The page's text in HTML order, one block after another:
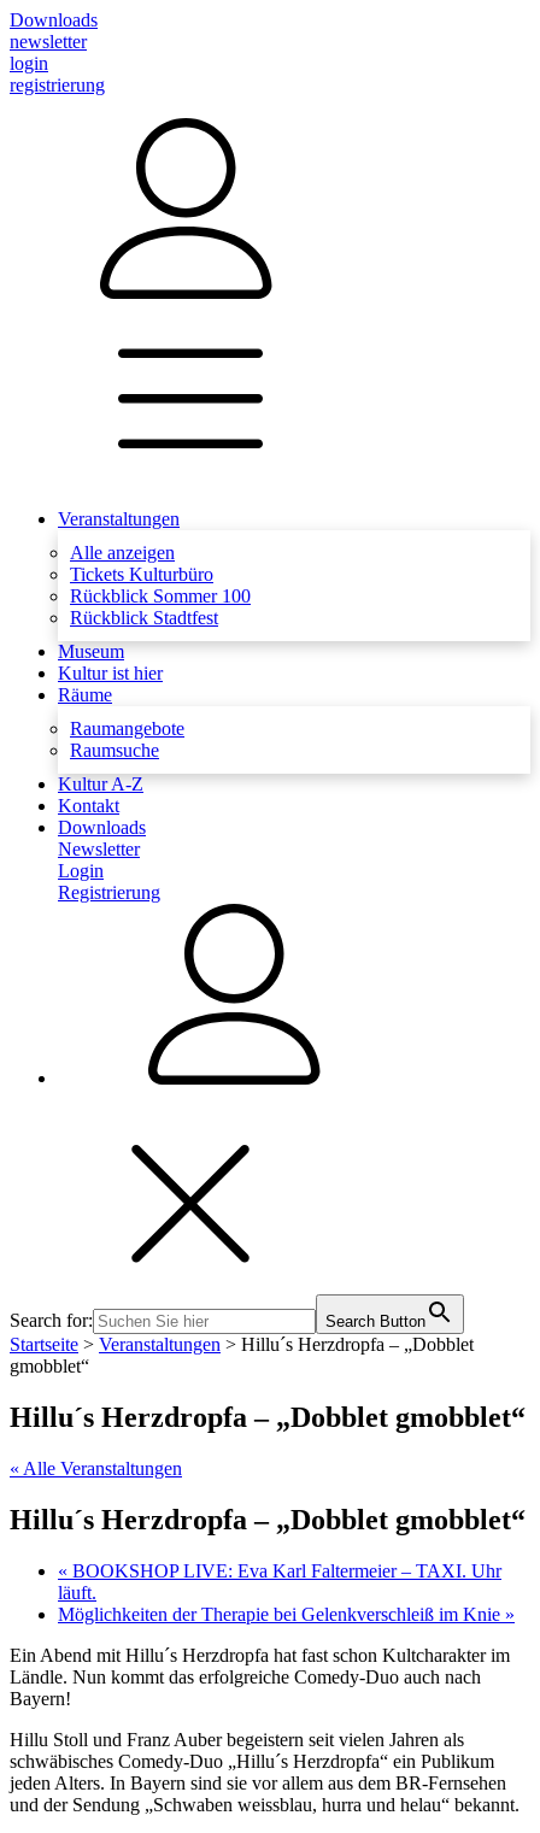
Downloads
newsletter
login
registrierung
Veranstaltungen
Alle anzeigen
Tickets Kulturbüro
Rückblick Sommer 100
Rückblick Stadtfest
Museum
Kultur ist hier
Räume
Raumangebote
Raumsuche
Kultur A-Z
Kontakt
Downloads
Newsletter
Login
Registrierung
Search for: Search Button
Startseite > Veranstaltungen > Hillu´s Herzdropfa – „Dobblet
gmobblet“
Hillu´s Herzdropfa – „Dobblet gmobblet“
« Alle Veranstaltungen
Hillu´s Herzdropfa – „Dobblet gmobblet“
« BOOKSHOP LIVE: Eva Karl Faltermeier – TAXI. Uhr
läuft.
Möglichkeiten der Therapie bei Gelenkverschleiß im Knie »
Ein Abend mit Hillu´s Herzdropfa hat fast schon Kultcharakter im
Ländle. Nun kommt das erfolgreiche Comedy-Duo auch nach
Bayern!
Hillu Stoll und Franz Auber begeistern seit vielen Jahren als
schwäbisches Comedy-Duo „Hillu´s Herzdropfa“ ein Publikum
jeden Alters. In Bayern sind sie vor allem aus dem BR-Fernsehen
und der Sendung „Schwaben weissblau, hurra und helau“ bekannt.